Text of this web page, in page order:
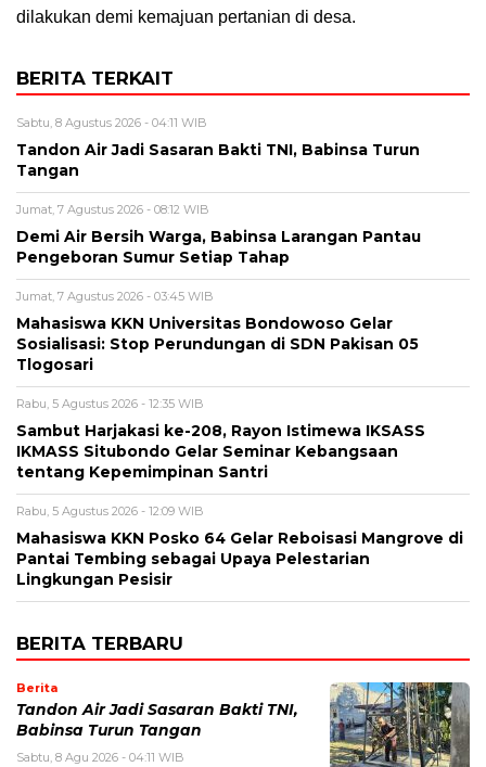
dilakukan demi kemajuan pertanian di desa.
BERITA TERKAIT
Sabtu, 8 Agustus 2026 - 04:11 WIB
Tandon Air Jadi Sasaran Bakti TNI, Babinsa Turun
Tangan
Jumat, 7 Agustus 2026 - 08:12 WIB
Demi Air Bersih Warga, Babinsa Larangan Pantau
Pengeboran Sumur Setiap Tahap
Jumat, 7 Agustus 2026 - 03:45 WIB
Mahasiswa KKN Universitas Bondowoso Gelar
Sosialisasi: Stop Perundungan di SDN Pakisan 05
Tlogosari
Rabu, 5 Agustus 2026 - 12:35 WIB
Sambut Harjakasi ke-208, Rayon Istimewa IKSASS
IKMASS Situbondo Gelar Seminar Kebangsaan
tentang Kepemimpinan Santri
Rabu, 5 Agustus 2026 - 12:09 WIB
Mahasiswa KKN Posko 64 Gelar Reboisasi Mangrove di
Pantai Tembing sebagai Upaya Pelestarian
Lingkungan Pesisir
BERITA TERBARU
Berita
Tandon Air Jadi Sasaran Bakti TNI,
Babinsa Turun Tangan
Sabtu, 8 Agu 2026 - 04:11 WIB